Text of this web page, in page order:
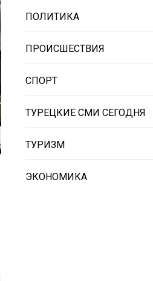
ПОЛИТИКА
ПРОИСШЕСТВИЯ
СПОРТ
ТУРЕЦКИЕ СМИ СЕГОДНЯ
ТУРИЗМ
ЭКОНОМИКА